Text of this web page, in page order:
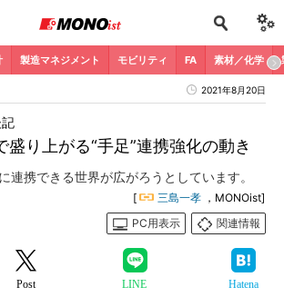
製造マネジメント モビリティ FA 素材／化学
2021年8月20日
盛り上がる“手足”連携強化の動き
に連携できる世界が広がろうとしています。
[ 三島一孝 ，MONOist]
PC用表示
関連情報
Post LINE Hatena